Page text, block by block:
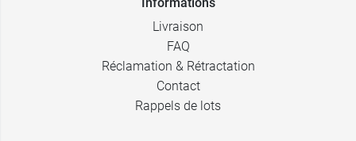
Livraison
FAQ
Réclamation & Rétractation
Contact
Rappels de lots